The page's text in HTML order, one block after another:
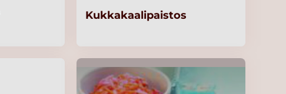
Kukkakaalipaistos